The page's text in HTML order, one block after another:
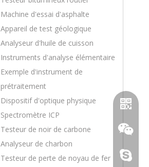
Machine d'essai d'asphalte
Appareil de test géologique
Analyseur d'huile de cuisson
Instruments d'analyse élémentaire
Exemple d'instrument de
prétraitement
Dispositif d'optique physique
Spectromètre ICP
Testeur de noir de carbone
Analyseur de charbon
Testeur de perte de noyau de fer